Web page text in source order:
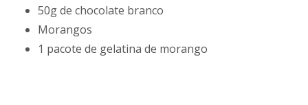
50g de chocolate branco
Morangos
1 pacote de gelatina de morango